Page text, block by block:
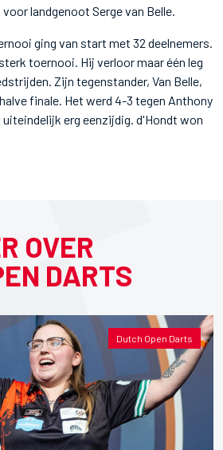
landgenoot Serge van Belle.
ging van start met 32 deelnemers.
toernooi. Hij verloor maar één leg
Zijn tegenstander, Van Belle,
finale. Het werd 4-3 tegen Anthony
uiteindelijk erg eenzijdig. d'Hondt won
OVER
DARTS
Dutch Open Darts